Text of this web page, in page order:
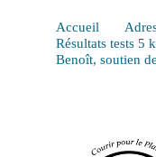
Accueil
Résultats tests 5
Benoît, soutien